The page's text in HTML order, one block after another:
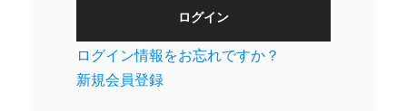
ログイン
ログイン情報をお忘れですか？
新規会員登録